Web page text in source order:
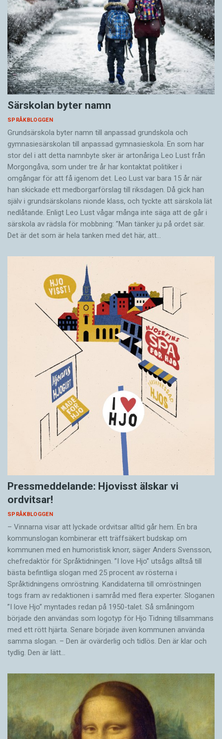
Särskolan byter namn
SPRÅKBLOGGEN
Grundsärskola byter namn till anpassad grundskola och
gymnasiesärskolan till anpassad gymnasieskola. En som har
stor del i att detta namnbyte sker är artonåriga Leo Lust från
Morgongåva, som under tre år har kontaktat politiker i
omgångar för att få igenom det. Leo Lust var bara 15 år när
han skickade ett medborgarförslag till riksdagen. Då gick han
själv i grundsärskolans nionde klass, och tyckte att särskola lät
nedlåtande. Enligt Leo Lust vågar många inte säga att de går i
särskola av rädsla för mobbning: ”Man tänker ju på ordet sär.
Det är det som är hela tanken med det här, att…
Pressmeddelande: Hjovisst älskar vi
ordvitsar!
SPRÅKBLOGGEN
– Vinnarna visar att lyckade ordvitsar alltid går hem. En bra
kommunslogan kombinerar ett träffsäkert budskap om
kommunen med en humoristisk knorr, säger Anders Svensson,
chefredaktör för Språktidningen. ”I love Hjo” utsågs alltså till
bästa befintliga slogan med 25 procent av rösterna i
Språktidningens omröstning. Kandidaterna till omröstningen
togs fram av redaktionen i samråd med flera experter. Sloganen
”I love Hjo” myntades redan på 1950-talet. Så småningom
började den användas som logotyp för Hjo Tidning tillsammans
med ett rött hjärta. Senare började även kommunen använda
samma slogan. – Den är ovärderlig och tidlös. Den är klar och
tydlig. Den är lätt…